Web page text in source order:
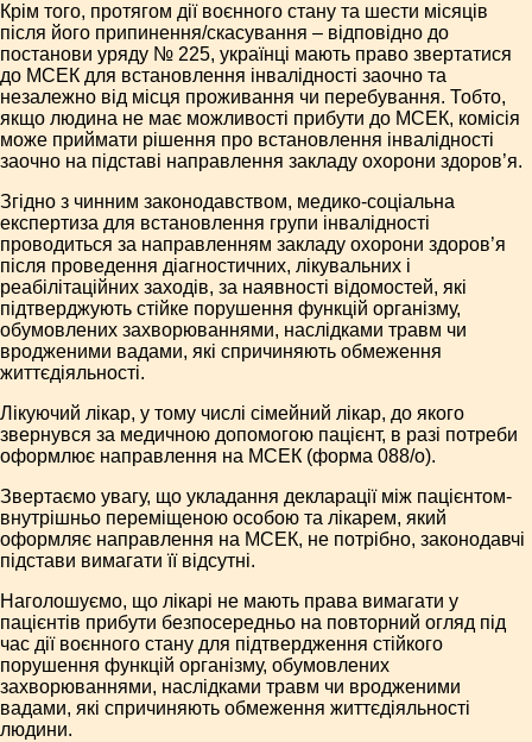
Крім того, протягом дії воєнного стану та шести місяців
після його припинення/скасування – відповідно до
постанови уряду № 225, українці мають право звертатися
до МСЕК для встановлення інвалідності заочно та
незалежно від місця проживання чи перебування. Тобто,
якщо людина не має можливості прибути до МСЕК, комісія
може приймати рішення про встановлення інвалідності
заочно на підставі направлення закладу охорони здоров’я.
Згідно з чинним законодавством, медико-соціальна
експертиза для встановлення групи інвалідності
проводиться за направленням закладу охорони здоров’я
після проведення діагностичних, лікувальних і
реабілітаційних заходів, за наявності відомостей, які
підтверджують стійке порушення функцій організму,
обумовлених захворюваннями, наслідками травм чи
вродженими вадами, які спричиняють обмеження
життєдіяльності.
Лікуючий лікар, у тому числі сімейний лікар, до якого
звернувся за медичною допомогою пацієнт, в разі потреби
оформлює направлення на МСЕК (форма 088/о).
Звертаємо увагу, що укладання декларації між пацієнтом-
внутрішньо переміщеною особою та лікарем, який
оформляє направлення на МСЕК, не потрібно, законодавчі
підстави вимагати її відсутні.
Наголошуємо, що лікарі не мають права вимагати у
пацієнтів прибути безпосередньо на повторний огляд під
час дії воєнного стану для підтвердження стійкого
порушення функцій організму, обумовлених
захворюваннями, наслідками травм чи вродженими
вадами, які спричиняють обмеження життєдіяльності
людини.